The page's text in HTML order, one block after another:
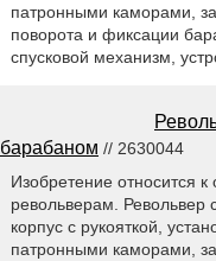
патронными каморами,
поворота и фиксации
спусковой механизм,
барабаном // 2630044
Изобретение относится
револьверам. Револьвер
корпус с рукояткой,
патронными каморами,